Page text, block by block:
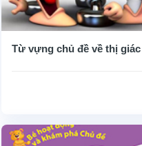
Từ vựng chủ đề về thị giác